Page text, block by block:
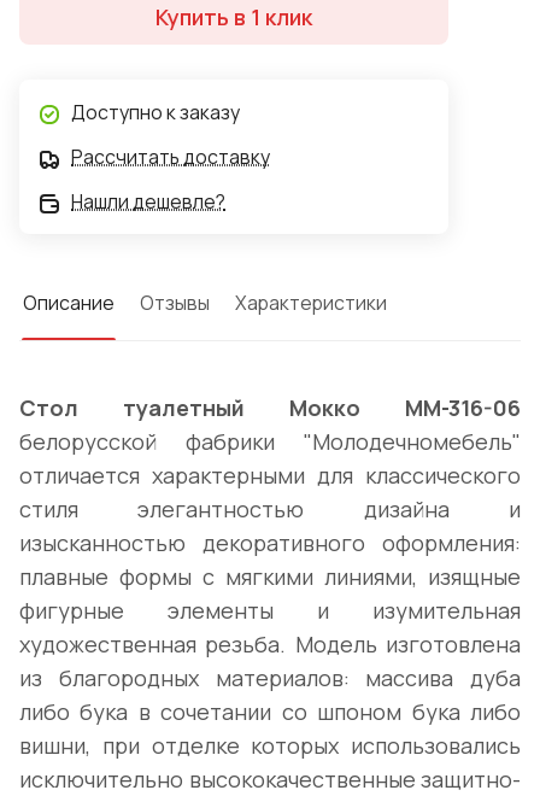
Купить в 1 клик
Доступно к заказу
Рассчитать доставку
Нашли дешевле?
Описание Отзывы Характеристики
Стол туалетный Мокко ММ-316-06
белорусской фабрики "Молодечномебель"
отличается характерными для классического
стиля элегантностью дизайна и
изысканностью декоративного оформления:
плавные формы с мягкими линиями, изящные
фигурные элементы и изумительная
художественная резьба. Модель изготовлена
из благородных материалов: массива дуба
либо бука в сочетании со шпоном бука либо
вишни, при отделке которых использовались
исключительно высококачественные защитно-